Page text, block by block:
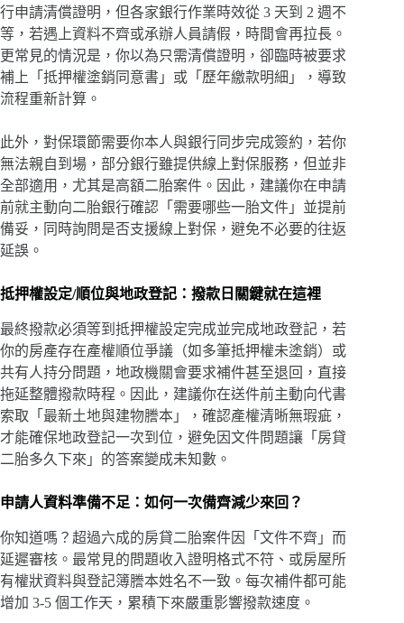
行申請清償證明，但各家銀行作業時效從 3 天到 2 週不
等，若遇上資料不齊或承辦人員請假，時間會再拉長。
更常見的情況是，你以為只需清償證明，卻臨時被要求
補上「抵押權塗銷同意書」或「歷年繳款明細」，導致
流程重新計算。
此外，對保環節需要你本人與銀行同步完成簽約，若你
無法親自到場，部分銀行雖提供線上對保服務，但並非
全部適用，尤其是高額二胎案件。因此，建議你在申請
前就主動向二胎銀行確認「需要哪些一胎文件」並提前
備妥，同時詢問是否支援線上對保，避免不必要的往返
延誤。
抵押權設定/順位與地政登記：撥款日關鍵就在這裡
最終撥款必須等到抵押權設定完成並完成地政登記，若
你的房產存在產權順位爭議（如多筆抵押權未塗銷）或
共有人持分問題，地政機關會要求補件甚至退回，直接
拖延整體撥款時程。因此，建議你在送件前主動向代書
索取「最新土地與建物謄本」，確認產權清晰無瑕疵，
才能確保地政登記一次到位，避免因文件問題讓「房貸
二胎多久下來」的答案變成未知數。
申請人資料準備不足：如何一次備齊減少來回？
你知道嗎？超過六成的房貸二胎案件因「文件不齊」而
延遲審核。最常見的問題收入證明格式不符、或房屋所
有權狀資料與登記簿謄本姓名不一致。每次補件都可能
增加 3-5 個工作天，累積下來嚴重影響撥款速度。